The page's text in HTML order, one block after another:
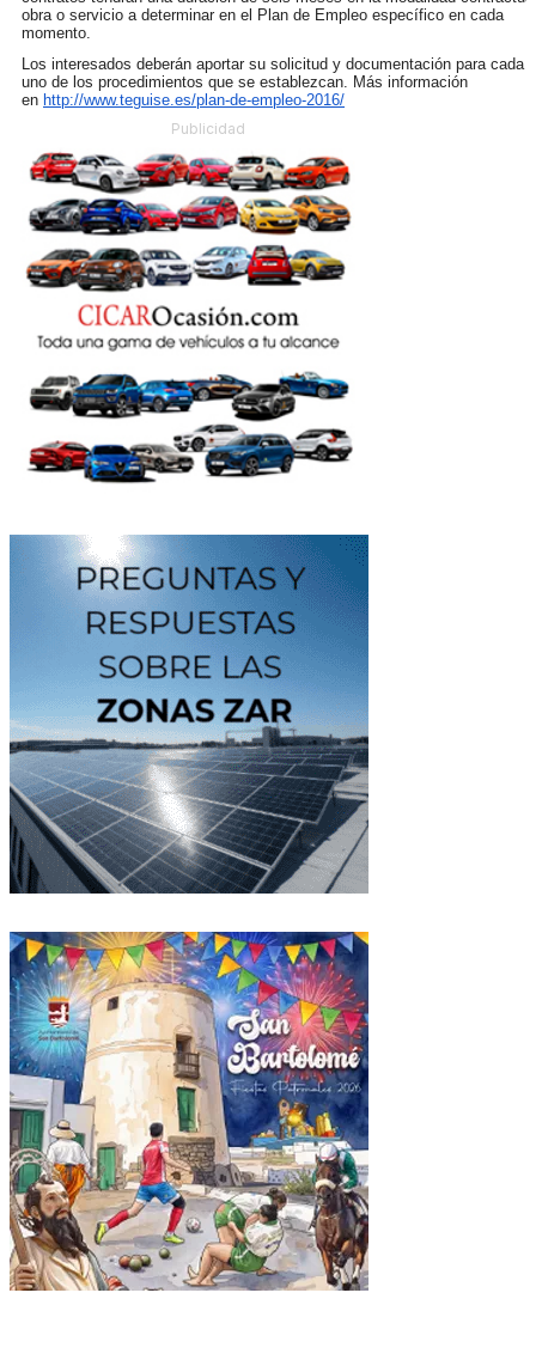
obra o servicio a determinar en el Plan de Empleo específico en cada
momento.
Los interesados deberán aportar su solicitud y documentación para cada
uno de los procedimientos que se establezcan. Más información
en http://www.teguise.es/plan-de-empleo-2016/
Publicidad